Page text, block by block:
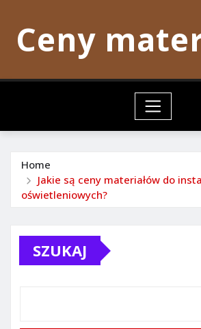
contentCeny
Home
Jakie są ceny materiałów do
oświetleniowych?
SZUKAJ